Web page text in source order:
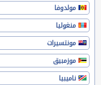
مولدوفا
منغوليا
مونتسيرات
موزمبيق
ناميبيا